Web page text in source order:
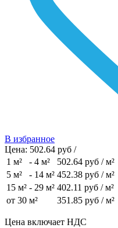
В избранное
Цена: 502.64 руб /
1 м²
- 4 м² 502.64 руб / м²
5 м²
- 14 м² 452.38 руб / м²
15 м² - 29 м² 402.11 руб / м²
от 30 м²
351.85 руб / м²
Цена включает НДС